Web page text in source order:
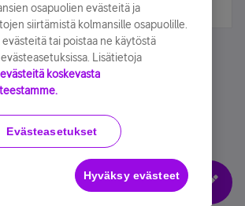
Accessibility statement
Evästeasetukset
osapuolien evästeitä ja
siirtämistä kolmansille osapuolille.
tai poistaa ne käytöstä
Lisätietoja
evästeitä koskevasta
Evästeasetukset
Hyväksy evästeet